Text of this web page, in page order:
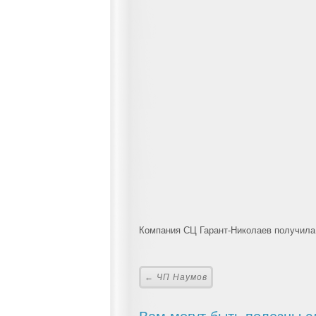
Компания СЦ Гарант-Николаев
← ЧП Наумов